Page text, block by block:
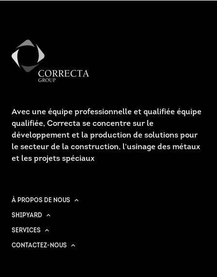
Avec une équipe professionnelle et qualifiée équipe
qualifiée, Correcta se concentre sur le
développement et la production de solutions pour
le secteur de la construction, l'usinage des métaux
et les projets spéciaux
À PROPOS DE NOUS
SHIPYARD
SERVICES
CONTACTEZ-NOUS